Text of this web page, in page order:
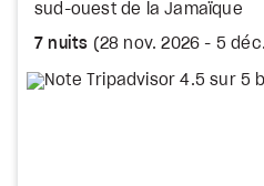
sud-ouest de la Jamaïque
7 nuits (28 nov. 2026 - 5